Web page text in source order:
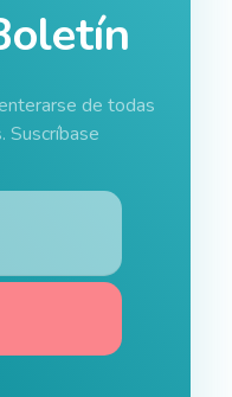
de todas
Suscríbase